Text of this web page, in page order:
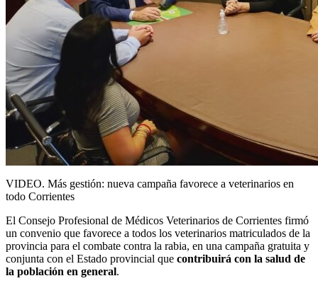
VIDEO. Más gestión: nueva campaña favorece a veterinarios en
todo Corrientes
El Consejo Profesional de Médicos Veterinarios de Corrientes firmó
un convenio que favorece a todos los veterinarios matriculados de la
provincia para el combate contra la rabia, en una campaña gratuita y
conjunta con el Estado provincial que contribuirá con la salud de
la población en general.